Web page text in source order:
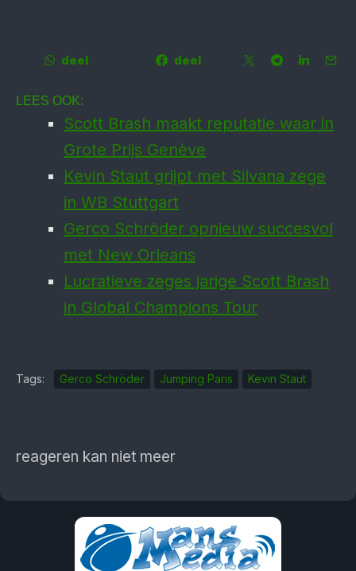
deel deel
LEES OOK:
Scott Brash maakt reputatie waar in
Grote Prijs Genève
Kevin Staut grijpt met Silvana zege
in WB Stuttgart
Gerco Schröder opnieuw succesvol
met New Orleans
Lucratieve zeges jarige Scott Brash
in Global Champions Tour
Tags: Gerco Schröder Jumping Paris Kevin Staut
reageren kan niet meer